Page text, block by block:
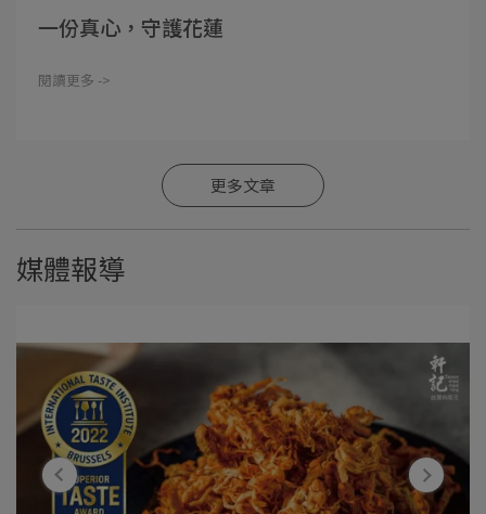
一份真心，守護花蓮
閱讀更多 ->
更多文章
媒體報導